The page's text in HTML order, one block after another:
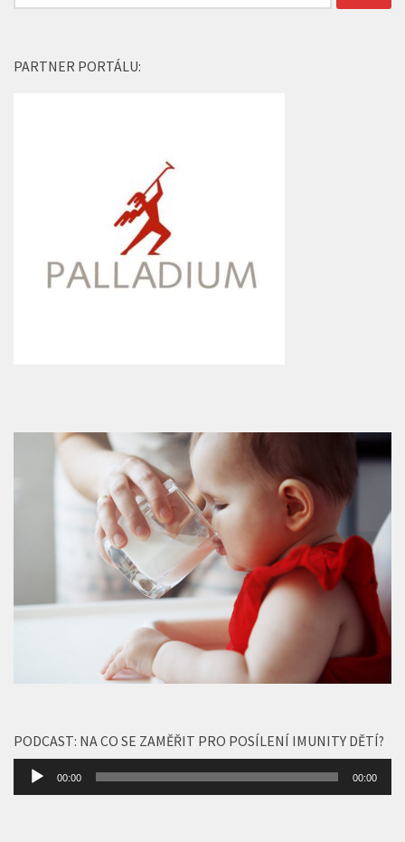
PARTNER PORTÁLU:
PODCAST: NA CO SE ZAMĚŘIT PRO POSÍLENÍ IMUNITY DĚTÍ?
Audio
přehrávač
00:00 00:00